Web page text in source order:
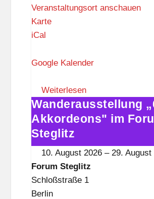
Veranstaltungsort anschauen
KarteF
u
S
t
e
g
l
i
t
z
iCal
Google Kalender
Weiterlesen
Wanderausstellung
„600
Akkordeons"
im
Forum
Steglitz
Wanderausstellung
Akkordeons" im
Steglitz
10. August 2026 –29. August
Forum Steglitz
Schloßstraße 1
Berlin